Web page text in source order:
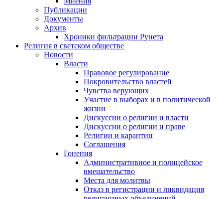
Публикации
Документы
Архив
Хроники фильтрации Рунета
Религия в светском обществе
Новости
Власти
Правовое регулирование
Покровительство властей
Чувства верующих
Участие в выборах и в политической
жизни
Дискуссии о религии и власти
Дискуссии о религии и праве
Религии и карантин
Соглашения
Гонения
Административное и полицейское
вмешательство
Места для молитвы
Отказ в регистрации и ликвидация